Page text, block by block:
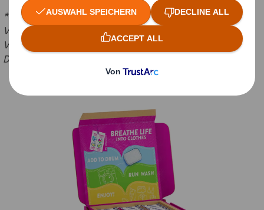
* Berechnung der Kunststoffeinsparung durch Reckitt im
Vergleich zur bestehenden kunststoffbasierten
Verpackungslösung für Vanish-Waschpulver mit gleicher
Dosierung.